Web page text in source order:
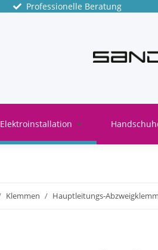
Professionelle Beratung
Elektroinstallation
Klemmen Hauptleitungs-